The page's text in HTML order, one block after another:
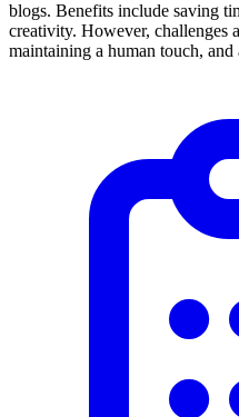
blogs. Benefits include saving
creativity. However, challenges
maintaining a human touch,